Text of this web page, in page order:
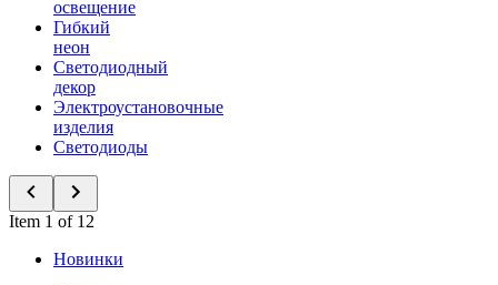
освещение
Гибкий
неон
Светодиодный
декор
Электроустановочные
изделия
Светодиоды
Item 1 of 12
Новинки